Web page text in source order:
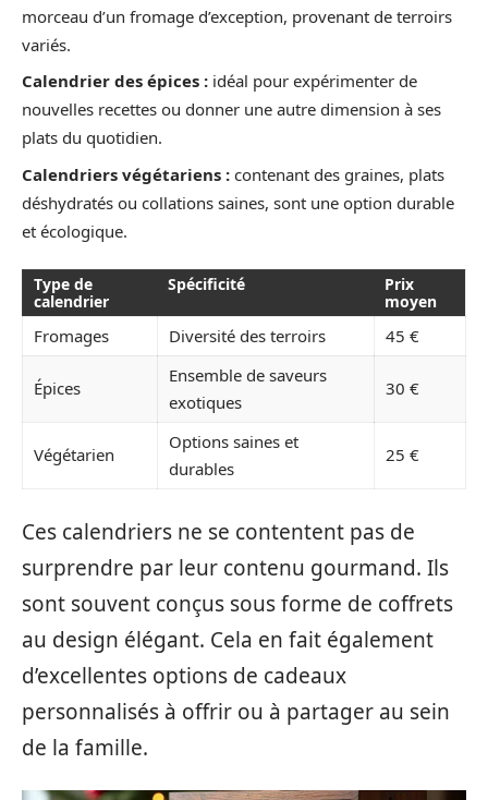
morceau d’un fromage d’exception, provenant de terroirs
variés.
Calendrier des épices : idéal pour expérimenter de
nouvelles recettes ou donner une autre dimension à ses
plats du quotidien.
Calendriers végétariens : contenant des graines, plats
déshydratés ou collations saines, sont une option durable
et écologique.
Type de
calendrier
Spécificité
Prix
moyen
Fromages Diversité des terroirs 45 €
Épices
Ensemble de saveurs
exotiques
30 €
Végétarien
Options saines et
durables
25 €
Ces calendriers ne se contentent pas de
surprendre par leur contenu gourmand. Ils
sont souvent conçus sous forme de coffrets
au design élégant. Cela en fait également
d’excellentes options de cadeaux
personnalisés à offrir ou à partager au sein
de la famille.